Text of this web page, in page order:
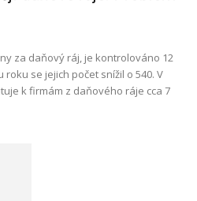
za daňový ráj, je kontrolováno 12
se jejich počet snížil o 540. V
k firmám z daňového ráje cca 7